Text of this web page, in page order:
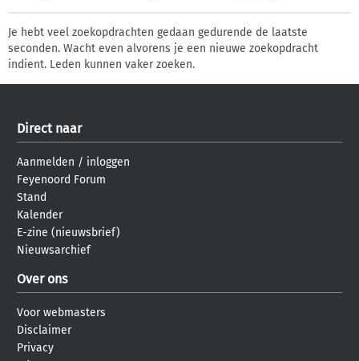
Je hebt veel zoekopdrachten gedaan gedurende de laatste
seconden. Wacht even alvorens je een nieuwe zoekopdracht
indient. Leden kunnen vaker zoeken.
Direct naar
Aanmelden / inloggen
Feyenoord Forum
Stand
Kalender
E-zine (nieuwsbrief)
Nieuwsarchief
Over ons
Voor webmasters
Disclaimer
Privacy